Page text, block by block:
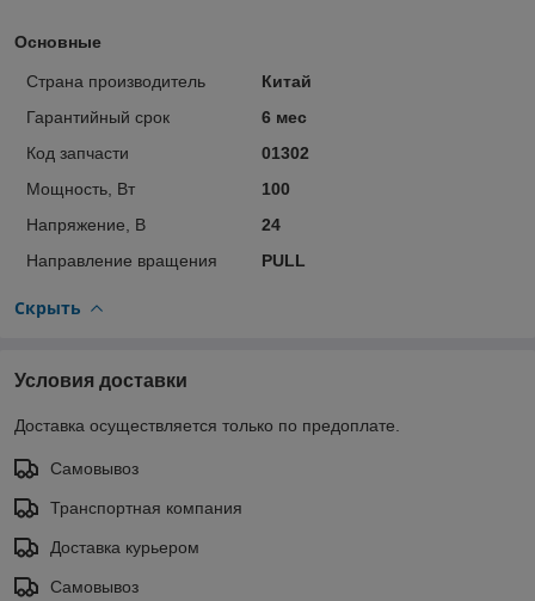
Основные
Страна производитель
Китай
Гарантийный срок
6 мес
Код запчасти
01302
Мощность, Вт
100
Напряжение, В
24
Направление вращения
PULL
Скрыть
Условия доставки
Доставка осуществляется только по предоплате.
Самовывоз
Транспортная компания
Доставка курьером
Самовывоз